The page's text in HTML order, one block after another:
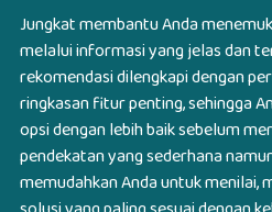
Jungkat membantu Anda
melalui informasi yang jelas dan
rekomendasi dilengkapi dengan
ringkasan fitur penting, sehingga
opsi dengan lebih baik sebelum
pendekatan yang sederhana
memudahkan Anda untuk menilai,